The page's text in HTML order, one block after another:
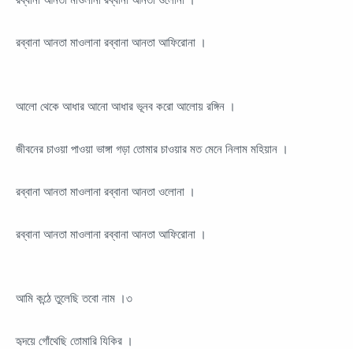
রব্বানা আনতা মাওলানা রব্বানা আনতা আফিরোনা ।
আলো থেকে আধার আনো আধার ভূনব করো আলোয় রঙ্গিন ।
জীবনের চাওয়া পাওয়া ভাঙ্গা গড়া তোমার চাওয়ার মত মেনে নিলাম মহিয়ান ।
রব্বানা আনতা মাওলানা রব্বানা আনতা ওলোনা ।
রব্বানা আনতা মাওলানা রব্বানা আনতা আফিরোনা ।
আমি কন্ঠে তুলেছি তবো নাম ।৩
হৃদয়ে গোঁথেছি তোমারি যিকির ।